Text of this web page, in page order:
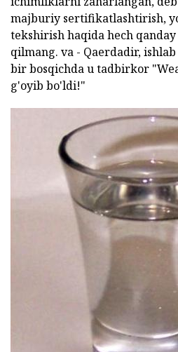
majburiy sertifikatlashtirish,
tekshirish haqida hech
qilmang. va - Qaerdadir,
bir bosqichda u tadbirkor
g'oyib bo'ldi!"